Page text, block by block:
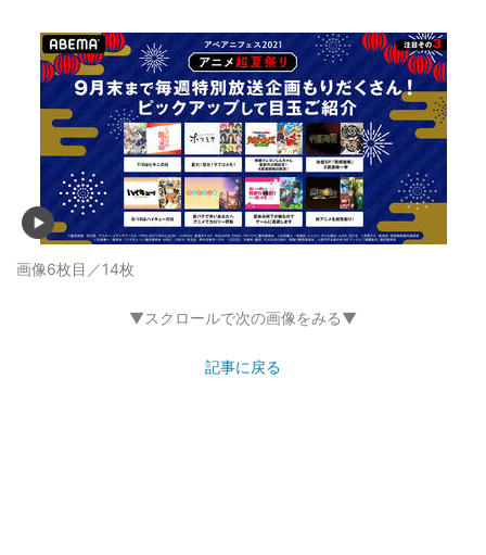
画像6枚目／14枚
▼スクロールで次の画像をみる▼
記事に戻る